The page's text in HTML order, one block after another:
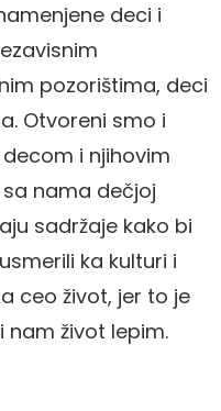
deci i
pozorištima, deci
Otvoreni smo i
i njihovim
nama dečjoj
sadržaje kako bi
ka kulturi i
ceo život, jer to je
nam život lepim.